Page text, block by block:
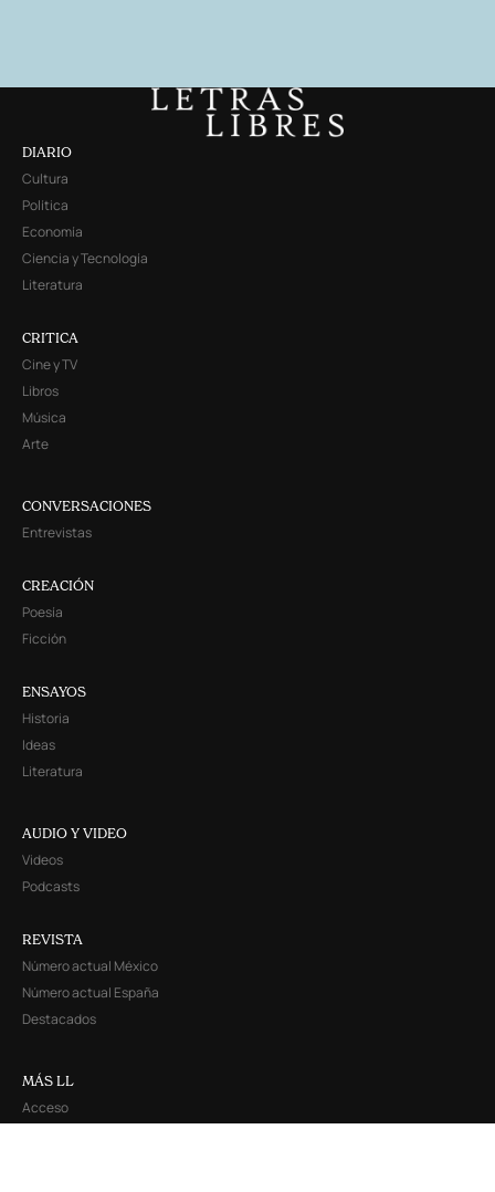
DIARIO
Cultura
Política
Economía
Ciencia y Tecnología
Literatura
CRITICA
Cine y TV
Libros
Música
Arte
CONVERSACIONES
Entrevistas
CREACIÓN
Poesía
Ficción
ENSAYOS
Historia
Ideas
Literatura
AUDIO Y VIDEO
Videos
Podcasts
REVISTA
Número actual México
Número actual España
Destacados
MÁS LL
Acceso